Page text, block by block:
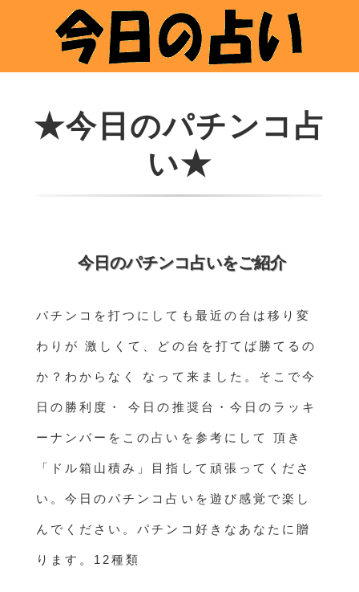
★今日のパチンコ占
い★
今日のパチンコ占いをご紹介
パチンコを打つにしても最近の台は移り変
わりが 激しくて、どの台を打てば勝てるの
か？わからなく なって来ました。そこで今
日の勝利度・ 今日の推奨台・今日のラッキ
ーナンバーをこの占いを参考にして 頂き
「ドル箱山積み」目指して頑張ってくださ
い。今日のパチンコ占いを遊び感覚で楽し
んでください。パチンコ好きなあなたに贈
ります。12種類